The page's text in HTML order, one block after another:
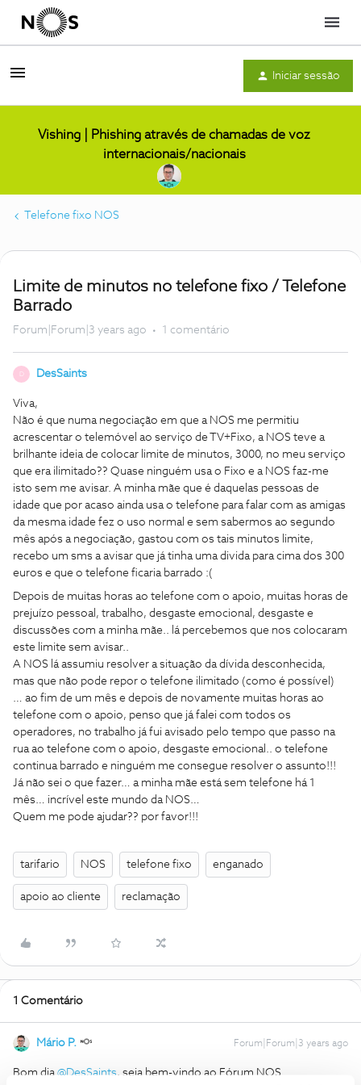
Menu
Iniciar sessão
Vishing | Phishing através de chamadas de voz
internacionais/nacionais
Telefone fixo NOS
Limite de minutos no telefone fixo / Telefone
Barrado
Forum|Forum|3 years ago 1 comentário
D DesSaints
Viva,
Não é que numa negociação em que a NOS me permitiu
acrescentar o telemóvel ao serviço de TV+Fixo, a NOS teve a
brilhante ideia de colocar limite de minutos, 3000, no meu serviço
que era ilimitado?? Quase ninguém usa o Fixo e a NOS faz-me
isto sem me avisar. A minha mãe que é daquelas pessoas de
idade que por acaso ainda usa o telefone para falar com as amigas
da mesma idade fez o uso normal e sem sabermos ao segundo
mês após a negociação, gastou com os tais minutos limite,
recebo um sms a avisar que já tinha uma divida para cima dos 300
euros e que o telefone ficaria barrado :(
Depois de muitas horas ao telefone com o apoio, muitas horas de
prejuízo pessoal, trabalho, desgaste emocional, desgaste e
discussões com a minha mãe.. lá percebemos que nos colocaram
este limite sem avisar..
A NOS lá assumiu resolver a situação da dívida desconhecida,
mas que não pode repor o telefone ilimitado (como é possível)
… ao fim de um mês e depois de novamente muitas horas ao
telefone com o apoio, penso que já falei com todos os
operadores, no trabalho já fui avisado pelo tempo que passo na
rua ao telefone com o apoio, desgaste emocional.. o telefone
continua barrado e ninguém me consegue resolver o assunto!!!
Já não sei o que fazer… a minha mãe está sem telefone há 1
mês… incrível este mundo da NOS…
Quem me pode ajudar?? por favor!!!
tarifario NOS telefone fixo enganado
apoio ao cliente reclamação
1 Comentário
Mário P. Forum|Forum|3 years ago
Bom dia @DesSaints, seja bem-vindo ao Fórum NOS.